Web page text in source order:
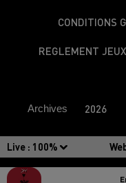
Live : 100%
CONDITIONS
REGLEMENT
Archives 2026